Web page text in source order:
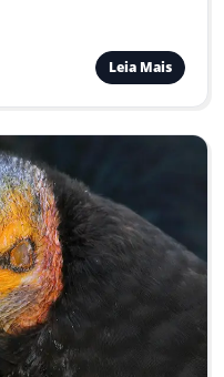
Leia Mais